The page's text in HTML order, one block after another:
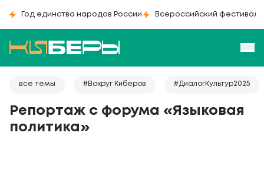
Год единства народов России Всероссийский фестиваль
все темы #Вокруг Киберов #ДиалогКультур2025
Репортаж с форума «Языковая
политика»